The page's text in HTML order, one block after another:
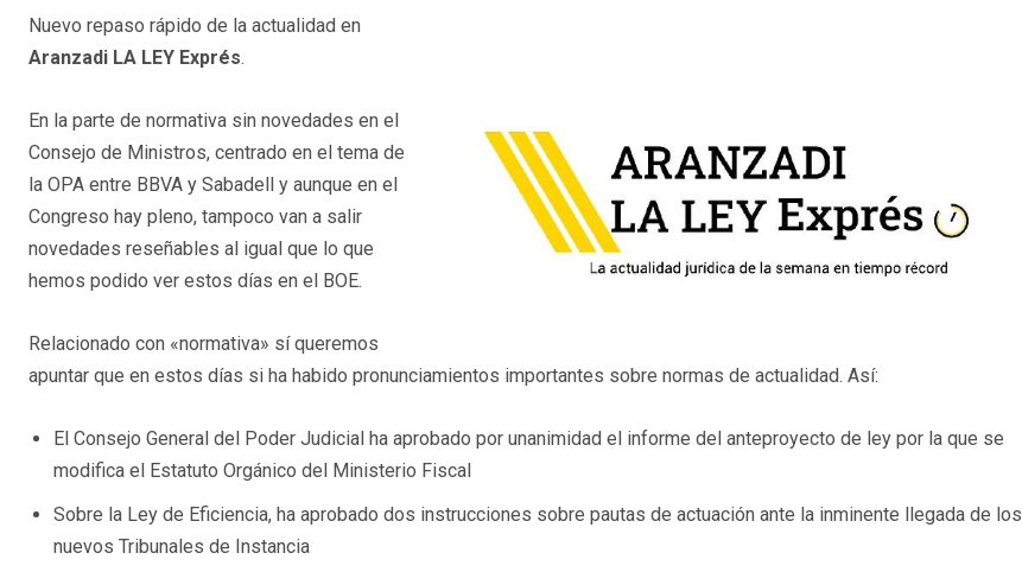
Nuevo repaso rápido de la actualidad en
Aranzadi LA LEY Exprés.
En la parte de normativa sin novedades en el
Consejo de Ministros, centrado en el tema de
la OPA entre BBVA y Sabadell y aunque en el
Congreso hay pleno, tampoco van a salir
novedades reseñables al igual que lo que
hemos podido ver estos días en el BOE.
Relacionado con «normativa» sí queremos
apuntar que en estos días si ha habido pronunciamientos importantes sobre normas de actualidad. Así:
El Consejo General del Poder Judicial ha aprobado por unanimidad el informe del anteproyecto de ley por la que se
modifica el Estatuto Orgánico del Ministerio Fiscal
Sobre la Ley de Eficiencia, ha aprobado dos instrucciones sobre pautas de actuación ante la inminente llegada de los
nuevos Tribunales de Instancia